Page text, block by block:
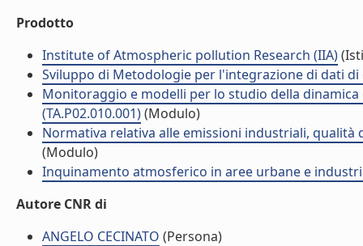
Prodotto
Institute of Atmospheric pollution Research (IIA)
Sviluppo di Metodologie per l'integrazione di dati di
Monitoraggio e modelli per lo studio della
(TA.P02.010.001)(Modulo)
Normativa relativa alle emissioni industriali, qualità
(Modulo)
Inquinamento atmosferico in aree urbane e
Autore CNR di
ANGELO CECINATO (Persona)